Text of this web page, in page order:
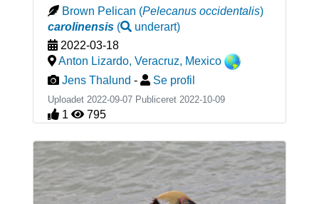
Brown Pelican (Pelecanus occidentalis)
carolinensis( underart)
2022-03-18
Anton Lizardo, Veracruz, Mexico
Jens Thalund - Se profil
Uploadet 2022-09-07 Publiceret 2022-10-09
1 795